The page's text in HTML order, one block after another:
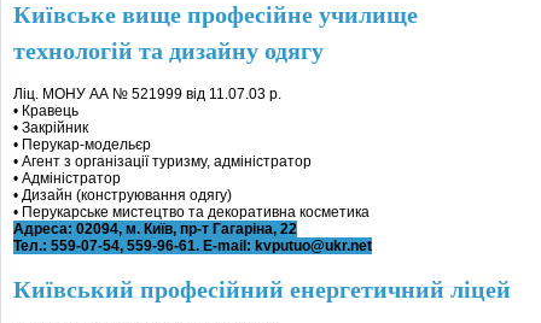
Київське вище професійне училище
технологій та дизайну одягу
Ліц. МОНУ АА № 521999 від 11.07.03 р.
• Кравець
• Закрійник
• Перукар-модельєр
• Агент з організації туризму, адміністратор
• Адміністратор
• Дизайн (конструювання одягу)
• Перукарське мистецтво та декоративна косметика
Адреса: 02094, м. Київ, пр-т Гагаріна, 22
Тел.: 559-07-54, 559-96-61. E-mail: kvputuo@ukr.net
Київський професійний енергетичний ліцей